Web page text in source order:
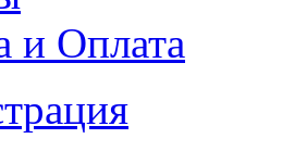
и Оплата